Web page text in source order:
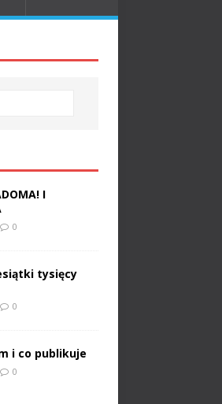
I
0
tysięcy
0
i co publikuje
0